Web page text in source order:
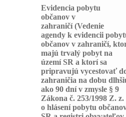
Evidencia pobytu
občanov v
zahraničí(Vedenie
agendy k evidencii
občanov v zahraničí,
majú trvalý pobyt na
území SR a ktorí sa
pripravujú vycestovať
zahraničia na dobu
ako 90 dní v zmysle § 9
Zákona č. 253/1998 Z. z.
o hlásení pobytu